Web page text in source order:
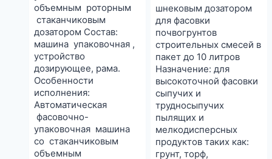
объемным роторным
стаканчиковым
дозатором Состав:
машина упаковочная ,
устройство
дозирующее, рама.
Особенности
исполнения:
Автоматическая
фасовочно-
упаковочная машина
со стаканчиковым
объемным
шнековым дозатором
для фасовки
почвогрунтов
строительных смесей в
пакет до 10 литров
Назначение: для
высокоточной фасовки
сыпучих и
трудносыпучих
пылящих и
мелкодисперсных
продуктов таких как:
грунт, торф,